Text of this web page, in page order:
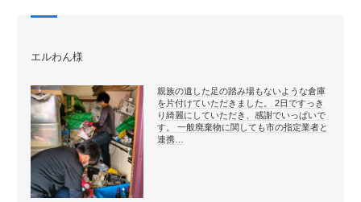
エルわん様
親族の遺した足の踏み場もないような倉庫
を片付けていただきました。 2日ですっき
り綺麗にしていただき、感謝でいっぱいで
す。 一般廃棄物に関しても市の指定業者と
連携…